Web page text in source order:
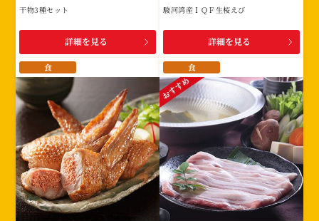
干物3種セット
詳細を見る
駿河湾産ＩＱＦ生桜えび
詳細を見る
食 食